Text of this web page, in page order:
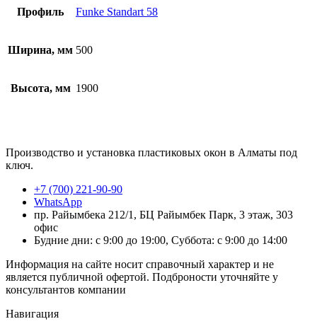
Профиль Funke Standart 58
Ширина, мм 500
Высота, мм 1900
Производство и установка пластиковых окон в Алматы под
ключ.
+7 (700) 221-90-90
WhatsApp
пр. Райымбека 212/1, БЦ Райымбек Парк, 3 этаж, 303
офис
Будние дни: с 9:00 до 19:00, Суббота: с 9:00 до 14:00
Информация на сайте носит справочный характер и не
является публичной офертой. Подброности уточняйте у
консультантов компании
Навигация